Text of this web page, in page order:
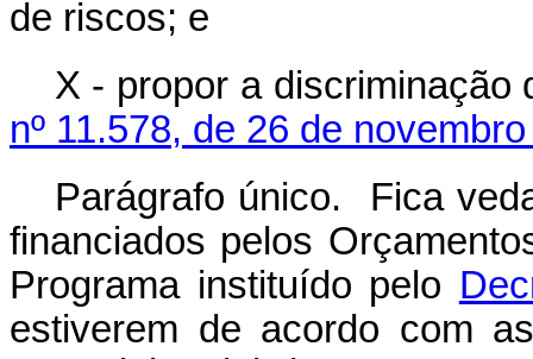
de riscos; e
X - propor a
nº 11.578, de 26 de
Parágrafo único. Fica
financiados pelos
Programa instituído pelo
estiverem de acordo com